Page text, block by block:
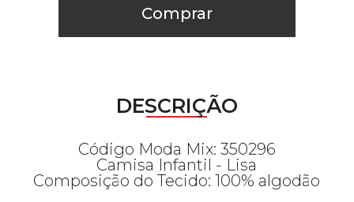
Comprar
DESCRIÇÃO
Código Moda Mix: 350296
Camisa Infantil - Lisa
Composição do Tecido: 100% algodão